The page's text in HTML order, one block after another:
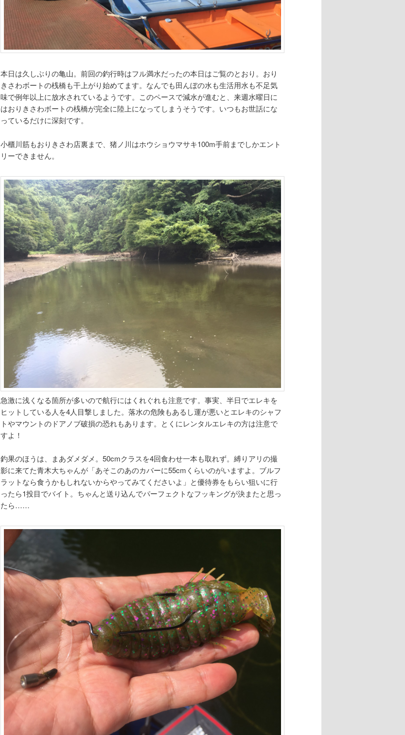
本日は久しぶりの亀山。前回の釣行時はフル満水だったの本日はご覧のとおり。おり
きさわボートの桟橋も干上がり始めてます。なんでも田んぼの水も生活用水も不足気
味で例年以上に放水されているようです。このペースで減水が進むと、来週水曜日に
はおりきさわボートの桟橋が完全に陸上になってしまうそうです。いつもお世話にな
っているだけに深刻です。
小櫃川筋もおりきさわ店裏まで、猪ノ川はホウショウマサキ100m手前までしかエント
リーできません。
急激に浅くなる箇所が多いので航行にはくれぐれも注意です。事実、半日でエレキを
ヒットしている人を4人目撃しました。落水の危険もあるし運が悪いとエレキのシャフ
トやマウントのドアノブ破損の恐れもあります。とくにレンタルエレキの方は注意で
すよ！
釣果のほうは、まあダメダメ。50cmクラスを4回食わせ一本も取れず。縛りアリの撮
影に来てた青木大ちゃんが「あそこのあのカバーに55cmくらいのがいますよ。ブルフ
ラットなら食うかもしれないからやってみてくださいよ」と優待券をもらい狙いに行
ったら1投目でバイト。ちゃんと送り込んでパーフェクトなフッキングが決またと思っ
たら……